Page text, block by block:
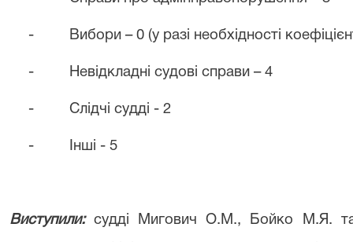
- Вибори – 0 (у разі необхідності
- Невідкладні судові справи – 4
- Слідчі судді - 2
- Інші - 5
Виступили:судді Мигович О.М., Бойко М.Я. та